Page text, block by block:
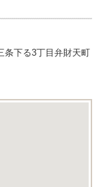
条下る3丁目弁財天町